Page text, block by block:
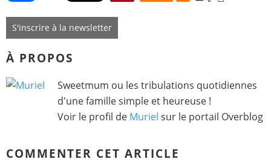
S'inscrire à la newsletter
À PROPOS
Sweetmum ou les tribulations quotidiennes
d'une famille simple et heureuse !
Voir le profil de Muriel sur le portail Overblog
COMMENTER CET ARTICLE